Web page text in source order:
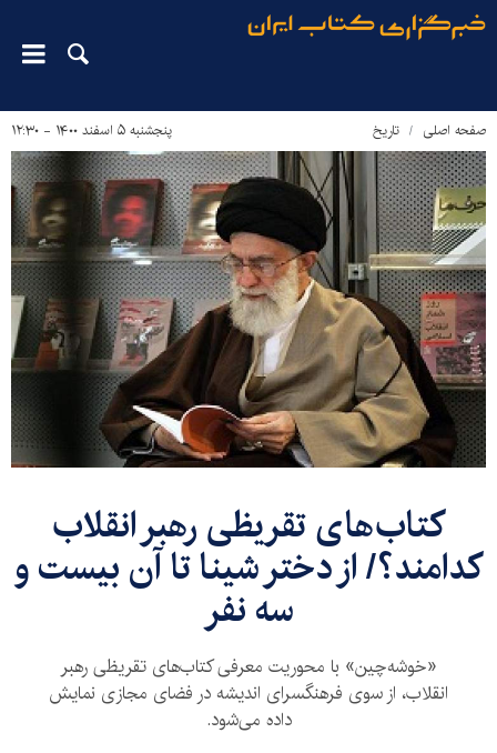
صفحه اصلی تاریخ پنجشنبه ۵ اسفند ۱۴۰۰ - ۱۲:۳۰
کتاب‌های تقریظی رهبر انقلاب
کدامند؟/ از دختر شینا تا آن بیست و
سه نفر
«خوشه‌چین» با محوریت معرفی کتاب‌های تقریظی رهبر
انقلاب، از سوی فرهنگسرای اندیشه در فضای مجازی نمایش
داده می‌شود.